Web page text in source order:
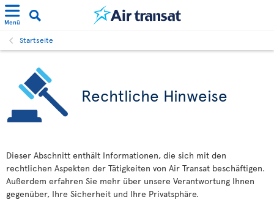
Menü
Startseite
Rechtliche Hinweise
Dieser Abschnitt enthält Informationen, die sich mit den
rechtlichen Aspekten der Tätigkeiten von Air Transat beschäftigen.
Außerdem erfahren Sie mehr über unsere Verantwortung Ihnen
gegenüber, Ihre Sicherheit und Ihre Privatsphäre.